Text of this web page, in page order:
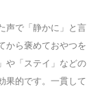
声で「静かに」と言
から褒めておやつを
や「ステイ」などの
果的です。一貫して